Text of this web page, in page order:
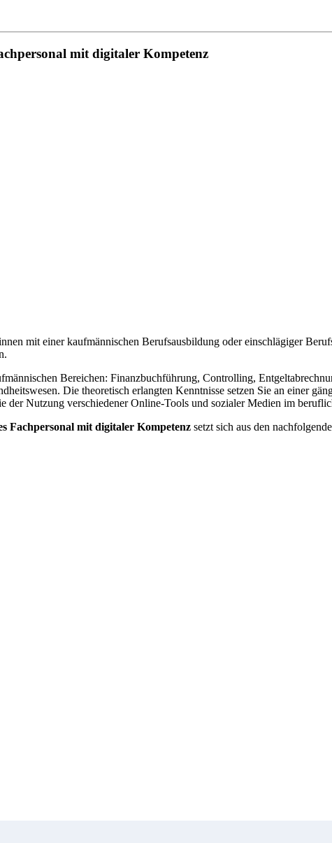
mit digitaler Kompetenz
mit einer kaufmännischen Berufsausbildung oder einschlägiger
Bereichen: Finanzbuchführung, Controlling,
Die theoretisch erlangten Kenntnisse setzen Sie an einer
Nutzung verschiedener Online-Tools und sozialer Medien im
Fachpersonal mit digitaler Kompetenz setzt sich aus den